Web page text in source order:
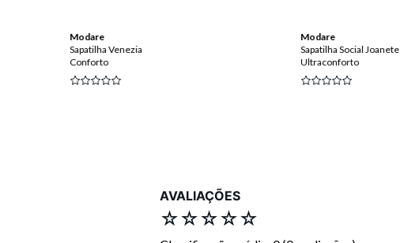
Modare
Sapatilha Venezia
Conforto
Modare
Sapatilha Social Joanete
Ultraconforto
AVALIAÇÕES
☆☆☆☆☆